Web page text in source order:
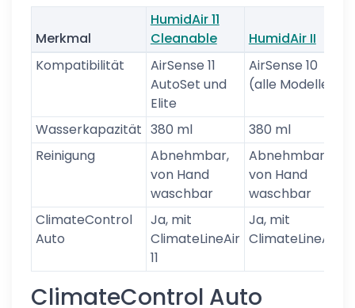
Merkmal
HumidAir 11
Cleanable
HumidAir II
Kompatibilität
AirSense 11
AutoSet und
Elite
AirSense 10
(alle Modelle)
Wasserkapazität 380 ml
380 ml
Reinigung
Abnehmbar,
von Hand
waschbar
Abnehmbar,
von Hand
waschbar
ClimateControl
Auto
Ja, mit
ClimateLineAir
11
Ja, mit
ClimateLineAir
ClimateControl Auto